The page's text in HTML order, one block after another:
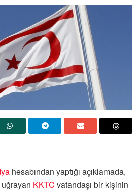
hesabından yaptığı açıklamada,
uğrayan KKTC vatandaşı bir kişinin